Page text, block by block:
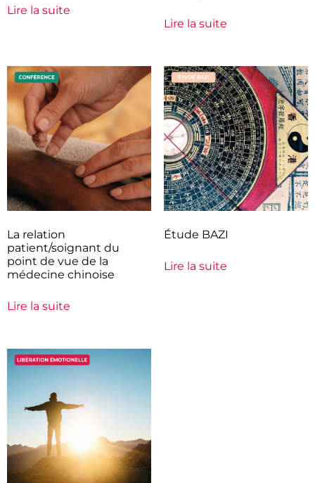
Lire la suite
Lire la suite
La relation
patient/soignant du
point de vue de la
médecine chinoise
Lire la suite
Étude BAZI
Lire la suite